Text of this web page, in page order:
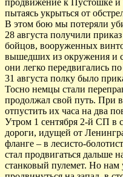
продвижение к Пустошке и
пытаясь укрыться от
В этом бою мы потеряли
28 августа получили
бойцов, вооруженных
вышедших из окружения и
они легко передвигались
31 августа полку было
Тосно немцы стали
продолжал свой путь. При
отпустить их часа на два
Утром 1 сентября 2-й СП в
дороги, идущей от
фланге – в лесисто-
стал продвигаться дальше
станковый пулемет. Но нам